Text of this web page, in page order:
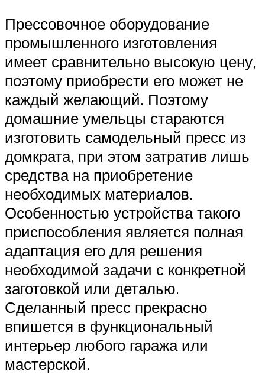
Прессовочное оборудование
промышленного изготовления
имеет сравнительно высокую цену,
поэтому приобрести его может не
каждый желающий. Поэтому
домашние умельцы стараются
изготовить самодельный пресс из
домкрата, при этом затратив лишь
средства на приобретение
необходимых материалов.
Особенностью устройства такого
приспособления является полная
адаптация его для решения
необходимой задачи с конкретной
заготовкой или деталью.
Сделанный пресс прекрасно
впишется в функциональный
интерьер любого гаража или
мастерской.